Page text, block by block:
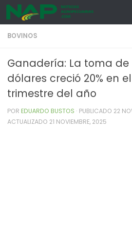
Skip to content
BOVINOS
Ganadería: La toma
dólares creció 20% en
trimestre del año
POR EDUARDO BUSTOS · PUBLICADO 22
ACTUALIZADO 21 NOVIEMBRE, 2025